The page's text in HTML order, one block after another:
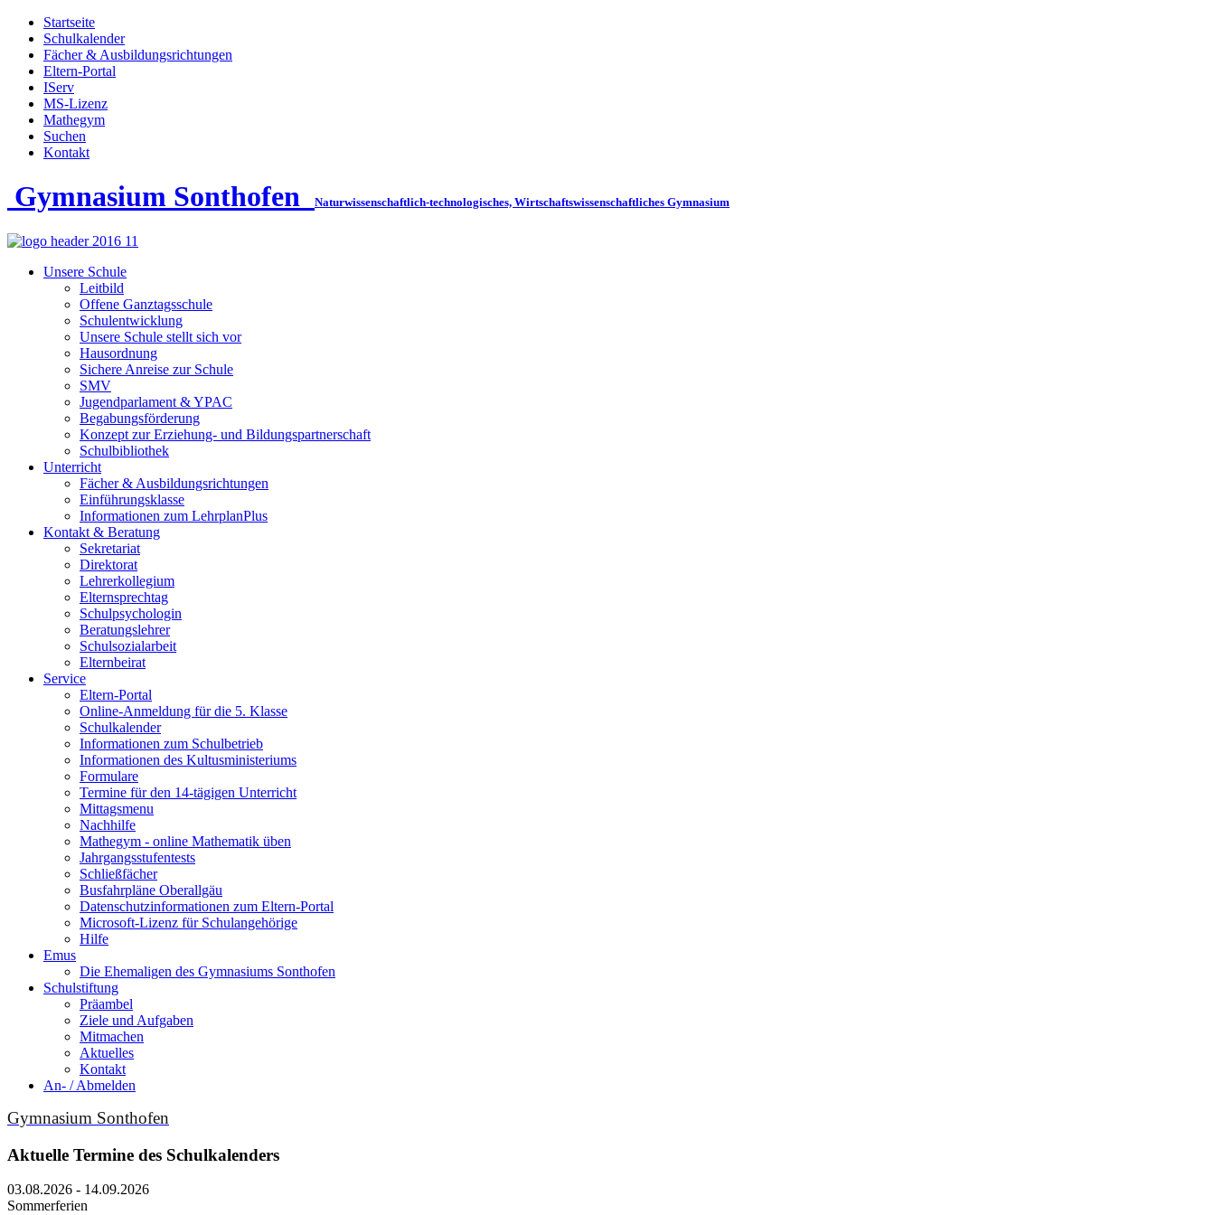
Startseite
Schulkalender
Fächer & Ausbildungsrichtungen
Eltern-Portal
IServ
MS-Lizenz
Mathegym
Suchen
Kontakt
Gymnasium Sonthofen Naturwissenschaftlich-technologisches, Wirtschaftswissenschaftliches Gymnasium
Unsere Schule
Leitbild
Offene Ganztagsschule
Schulentwicklung
Unsere Schule stellt sich vor
Hausordnung
Sichere Anreise zur Schule
SMV
Jugendparlament & YPAC
Begabungsförderung
Konzept zur Erziehung- und Bildungspartnerschaft
Schulbibliothek
Unterricht
Fächer & Ausbildungsrichtungen
Einführungsklasse
Informationen zum LehrplanPlus
Kontakt & Beratung
Sekretariat
Direktorat
Lehrerkollegium
Elternsprechtag
Schulpsychologin
Beratungslehrer
Schulsozialarbeit
Elternbeirat
Service
Eltern-Portal
Online-Anmeldung für die 5. Klasse
Schulkalender
Informationen zum Schulbetrieb
Informationen des Kultusministeriums
Formulare
Termine für den 14-tägigen Unterricht
Mittagsmenu
Nachhilfe
Mathegym - online Mathematik üben
Jahrgangsstufentests
Schließfächer
Busfahrpläne Oberallgäu
Datenschutzinformationen zum Eltern-Portal
Microsoft-Lizenz für Schulangehörige
Hilfe
Emus
Die Ehemaligen des Gymnasiums Sonthofen
Schulstiftung
Präambel
Ziele und Aufgaben
Mitmachen
Aktuelles
Kontakt
An- / Abmelden
Gymnasium Sonthofen
Aktuelle Termine des Schulkalenders
03.08.2026 - 14.09.2026
Sommerferien